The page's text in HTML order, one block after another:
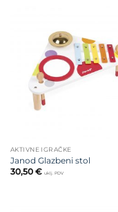
AKTIVNE IGRAČKE
Janod Glazbeni stol
30,50 € uklj. PDV